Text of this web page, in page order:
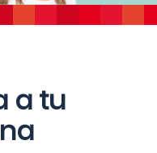
a tu